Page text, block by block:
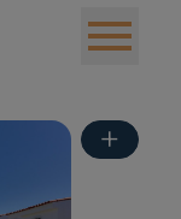
+